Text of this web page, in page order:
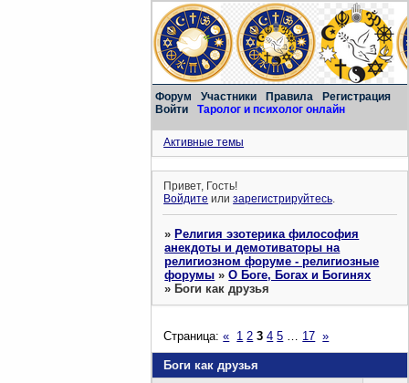
Форум Участники Правила
Регистрация
Войти
Таролог и психолог онлайн
Активные темы
Привет, Гость!
Войдите илизарегистрируйтесь.
»Религия эзотерика философия
анекдоты и демотиваторы на
религиозном форуме - религиозные
форумы »О Боге, Богах и Богинях
»Боги как друзья
Боги как друзья
Страница:« 1 2 3 4 5 17 »